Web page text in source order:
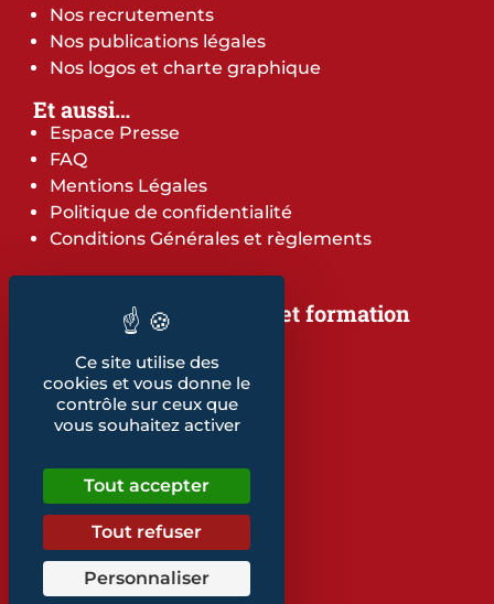
Nos recrutements
Nos publications légales
Nos logos et charte graphique
Et aussi…
Espace Presse
FAQ
Mentions Légales
Politique de confidentialité
Conditions Générales et règlements
Notre offre de services et formation
Notre offre de services
Notre offre de formation
Notre dépliant formation
Les indicateurs
Retrouvez également...
Notre glossaire
Ce site utilise des
cookies et vous donne le
contrôle sur ceux que
vous souhaitez activer
Tout accepter
Tout refuser
Personnaliser